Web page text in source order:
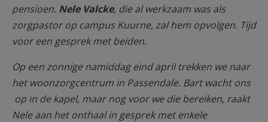
pensioen. Nele Valcke, die al werkzaam was als
zorgpastor op campus Kuurne, zal hem opvolgen. Tijd
voor een gesprek met beiden.
Op een zonnige namiddag eind april trekken we naar
het woonzorgcentrum in Passendale. Bart wacht ons
op in de kapel, maar nog voor we die bereiken, raakt
Nele aan het onthaal in gesprek met enkele